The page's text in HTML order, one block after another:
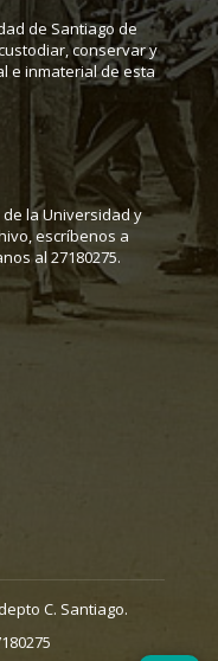
de Santiago de
conservar y
e inmaterial de esta
la Universidad y
escríbenos a
al 27180275.
C. Santiago.